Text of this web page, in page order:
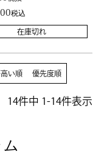
税込
在庫切れ
い順 優先度順
14件中 1-14件表示